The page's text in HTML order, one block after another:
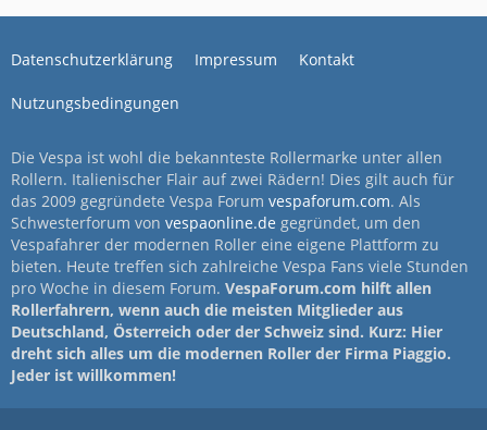
Datenschutzerklärung Impressum Kontakt
Nutzungsbedingungen
Die Vespa ist wohl die bekannteste Rollermarke unter allen
Rollern. Italienischer Flair auf zwei Rädern! Dies gilt auch für
das 2009 gegründete Vespa Forum vespaforum.com. Als
Schwesterforum von vespaonline.de gegründet, um den
Vespafahrer der modernen Roller eine eigene Plattform zu
bieten. Heute treffen sich zahlreiche Vespa Fans viele Stunden
pro Woche in diesem Forum. VespaForum.com hilft allen
Rollerfahrern, wenn auch die meisten Mitglieder aus
Deutschland, Österreich oder der Schweiz sind. Kurz: Hier
dreht sich alles um die modernen Roller der Firma Piaggio.
Jeder ist willkommen!